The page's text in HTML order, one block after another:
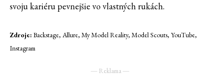
svoju kariéru pevnejšie vo vlastných rukách.
Zdroje: Backstage, Allure, My Model Reality, Model Scouts, YouTube,
Instagram
― Reklama ―